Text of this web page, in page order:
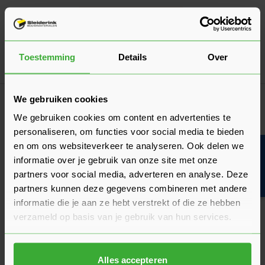
Toestemming Details Over
We gebruiken cookies
We gebruiken cookies om content en advertenties te
personaliseren, om functies voor social media te bieden
en om ons websiteverkeer te analyseren. Ook delen we
informatie over je gebruik van onze site met onze
partners voor social media, adverteren en analyse. Deze
partners kunnen deze gegevens combineren met andere
informatie die je aan ze hebt verstrekt of die ze hebben
verzameld op basis van je gebruik van hun services.
Alles accepteren
Verkrijgbaar in 7 afmetingen
Hier lees je de ervaringen van andere klanten met dit
product. Hun feedback helpt je om een goed beeld te krijgen
van de kwaliteit en het gebruiksgemak.
Heb je zelf ervaring met dit product? Laat dan vooral een
review achter, zo help je anderen met jouw mening en
dragen we samen bij aan een nog beter aanbod.
Beoordeling schrijven
Veelgestelde vragen
Hier vind je antwoorden op de meest gestelde vragen over dit